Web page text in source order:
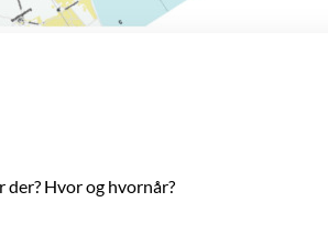
der? Hvor og hvornår?